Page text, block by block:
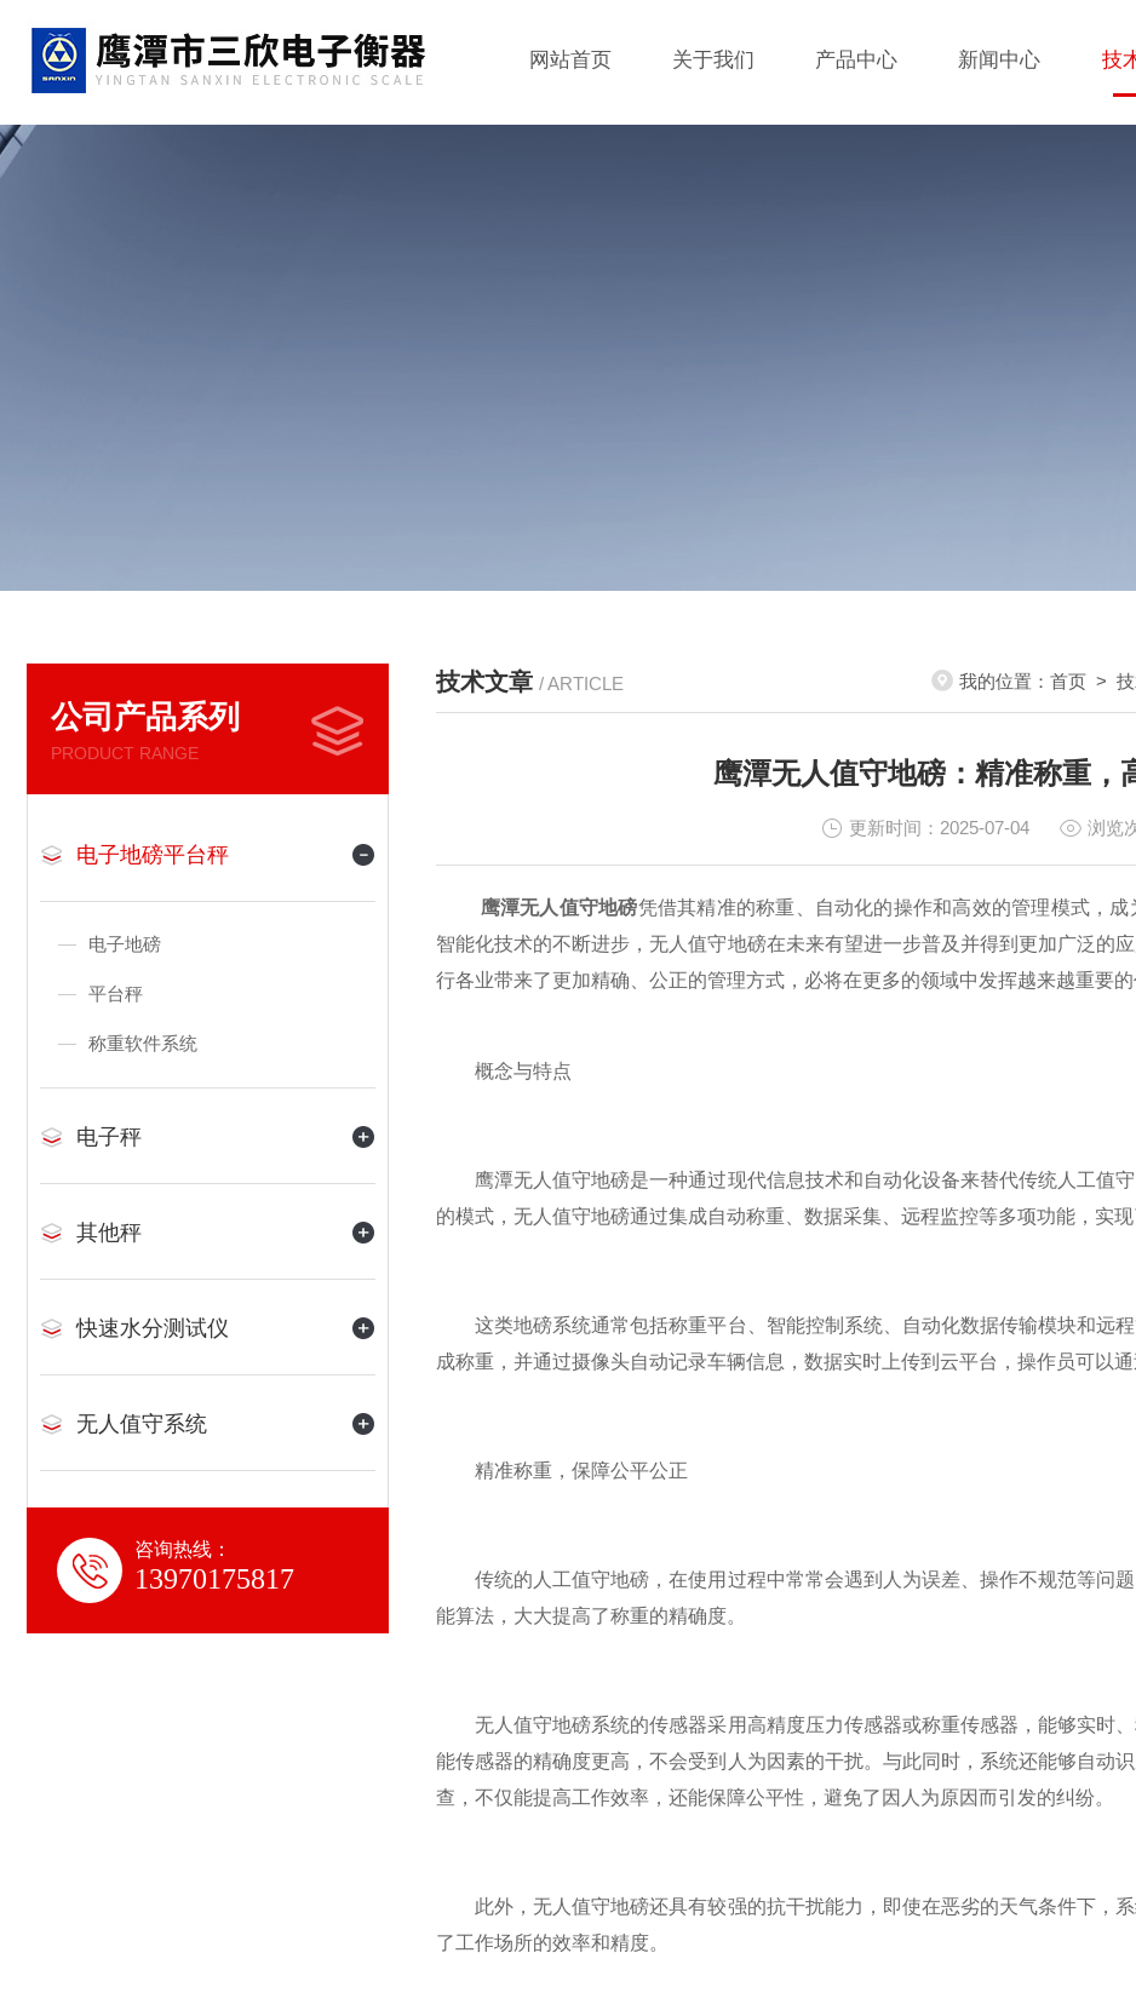
网站首页 关于我们 产品中心 新闻中心 技
公司产品系列
PRODUCT RANGE
电子地磅平台秤
电子地磅
平台秤
称重软件系统
电子秤
其他秤
快速水分测试仪
无人值守系统
咨询热线：
13970175817
技术文章 / ARTICLE 我的位置： 首页 >
鹰潭无人值守地磅：精准称重，
更新时间：2025-07-04 浏览
鹰潭无人值守地磅凭借其精准的称重、自动化的操作和高效的管理模式，
智能化技术的不断进步，无人值守地磅在未来有望进一步普及并得到更加广泛的
行各业带来了更加精确、公正的管理方式，必将在更多的领域中发挥越来越重要的
概念与特点
鹰潭无人值守地磅是一种通过现代信息技术和自动化设备来替代传统人工值
的模式，无人值守地磅通过集成自动称重、数据采集、远程监控等多项功能，实现
这类地磅系统通常包括称重平台、智能控制系统、自动化数据传输模块和远
成称重，并通过摄像头自动记录车辆信息，数据实时上传到云平台，操作员可以
精准称重，保障公平公正
传统的人工值守地磅，在使用过程中常常会遇到人为误差、操作不规范等问
能算法，大大提高了称重的精确度。
无人值守地磅系统的传感器采用高精度压力传感器或称重传感器，能够实时
能传感器的精确度更高，不会受到人为因素的干扰。与此同时，系统还能够自动
查，不仅能提高工作效率，还能保障公平性，避免了因人为原因而引发的纠纷。
此外，无人值守地磅还具有较强的抗干扰能力，即使在恶劣的天气条件下，
了工作场所的效率和精度。